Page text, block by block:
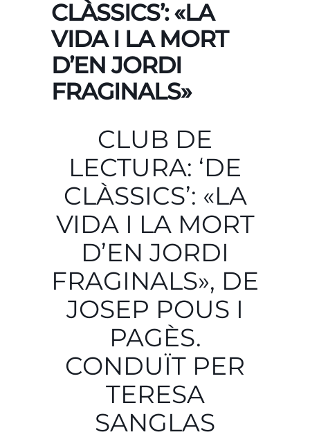
CLÀSSICS’: «LA
VIDA I LA MORT
D’EN JORDI
FRAGINALS»
CLUB DE
LECTURA: ‘DE
CLÀSSICS’: «LA
VIDA I LA MORT
D’EN JORDI
FRAGINALS», DE
JOSEP POUS I
PAGÈS.
CONDUÏT PER
TERESA
SANGLAS